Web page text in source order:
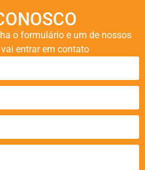
o formulário e um de nossos
entrar em contato